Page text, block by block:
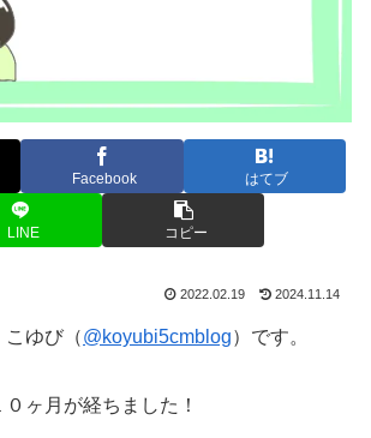
Facebook はてブ
LINE コピー
2022.02.19 2024.11.14
こゆび（@koyubi5cmblog）です。
ヶ月が経ちました！